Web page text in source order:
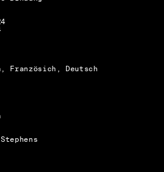
Französich, Deutsch